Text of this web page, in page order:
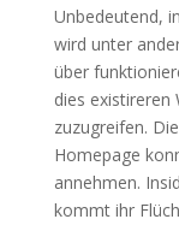
Unbedeutend,
wird unter
über
dies existireren
zuzugreifen.
Homepage
annehmen.
kommt ihr